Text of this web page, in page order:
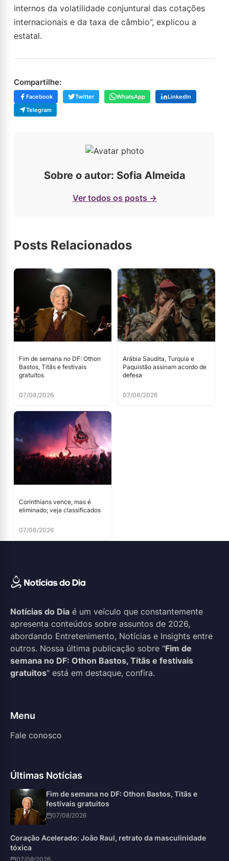
internos da volatilidade conjuntural das cotações
internacionais e da taxa de câmbio”, explicou a
estatal.
Compartilhe:
Facebook Twitter WhatsApp
LinkedIn
Telegram
Sobre o autor: Sofia Almeida
Ver todos os posts →
Posts Relacionados
Fim de semana no DF: Othon
Bastos, Titãs e festivais
gratuitos
07/08/2026
Arábia Saudita, Turquia e
Paquistão assinam acordo de
defesa
07/08/2026
Corinthians vence, mas é
eliminado; veja classificados
07/08/2026
Notícias do Dia é um veículo que constantemente
apresenta conteúdos sobre assuntos de 2026,
abordando Entretenimento, Notícias e Insights entre
outros. Nossa última publicação sobre "Fim de
semana no DF: Othon Bastos, Titãs e festivais
gratuitos" está em destaque, confira.
Menu
Fale conosco
Últimas Notícias
Fim de semana no DF: Othon Bastos, Titãs e
festivais gratuitos
07/08/2026
Coração Acelerado: João Raul, retrato da masculinidade
tóxica
07/08/2026